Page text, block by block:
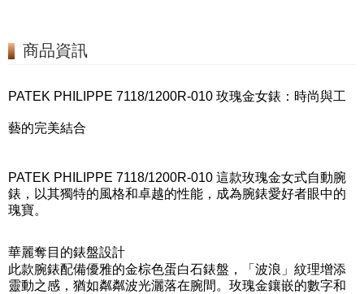
商品資訊
PATEK PHILIPPE 7118/1200R-010 玫瑰金女錶：時尚與工
藝的完美結合
PATEK PHILIPPE 7118/1200R-010 這款玫瑰金女式自動腕
錶，以其獨特的風格和卓越的性能，成為腕錶愛好者眼中的
瑰寶。
華麗奪目的錶盤設計
此款腕錶配備優雅的金棕色蛋白石錶盤，「波浪」紋理增添
靈動之感，猶如粼粼波光灑落在腕間。玫瑰金鑲嵌的數字和